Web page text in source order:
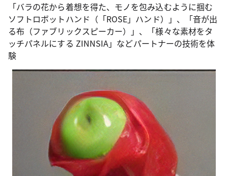
「バラの花から着想を得た、モノを包み込むように掴む
ソフトロボットハンド（「ROSE」ハンド）」、「音が出
る布（ファブリックスピーカー）」、「様々な素材をタ
ッチパネルにする ZINNSIA」などパートナーの技術を体
験